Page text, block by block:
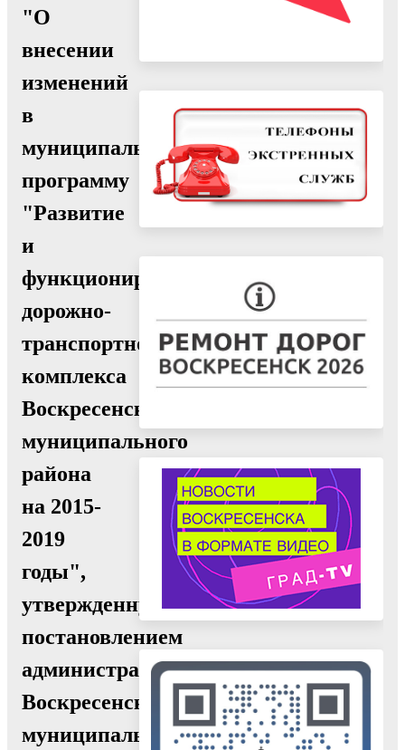
"О
внесении
изменений
в
муниципальную
программу
"Развитие
и
функционирование
дорожно-
транспортного
комплекса
Воскресенского
муниципального
района
на 2015-
2019
годы",
утвержденную
постановлением
администрации
Воскресенского
муниципального